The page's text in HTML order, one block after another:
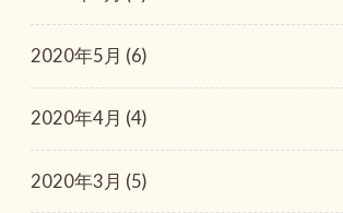
2020年5月 (6)
2020年4月 (4)
2020年3月 (5)